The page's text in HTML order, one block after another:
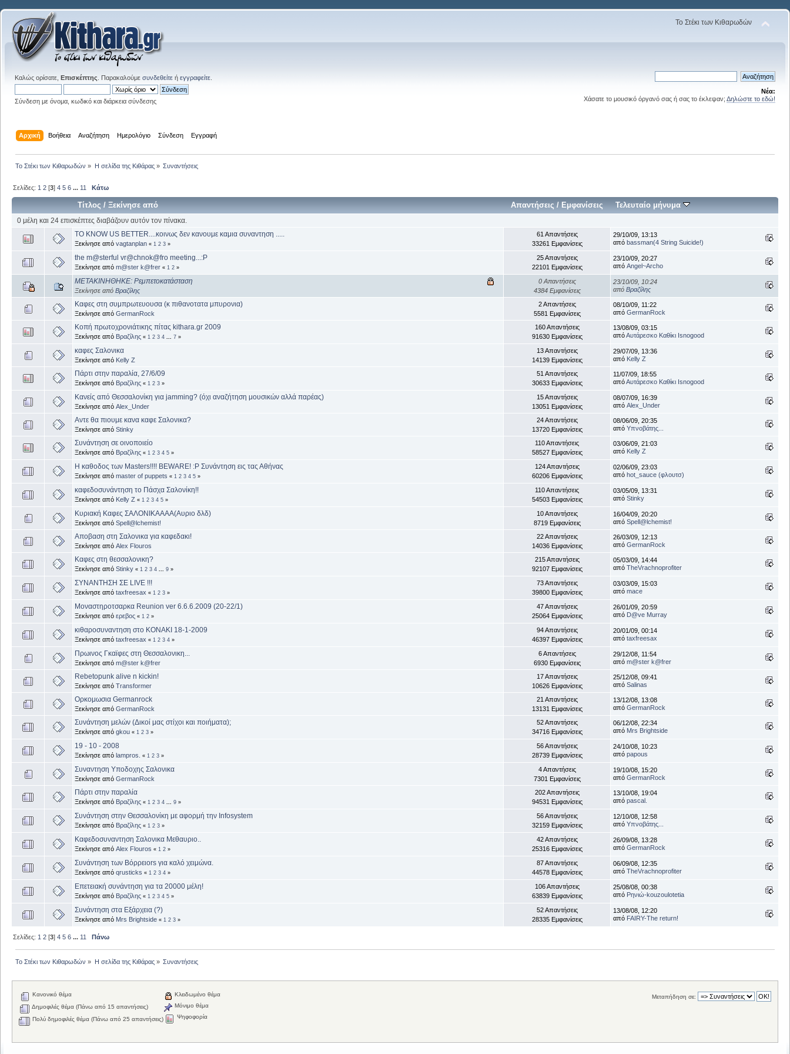
Το Στέκι των Κιθαρωδών
Καλώς ορίσατε, Επισκέπτης . Παρακαλούμε συνδεθείτε ή εγγραφείτε
Σύνδεση με όνομα, κωδικό και διάρκεια σύνδεσης
Νέα:
Χάσατε το μουσικό όργανό σας ή σας το έκλεψαν; Δηλώστε το εδώ!
Αρχική Βοήθεια Αναζήτηση Ημερολόγιο Σύνδεση Εγγραφή
Το Στέκι των Κιθαρωδών » Η σελίδα της Κιθάρας» Συναντήσεις
Σελίδες: 1 2 [3]4 5 6 ... 11 Κάτω
Τίτλος /Ξεκίνησε από Απαντήσεις / Εμφανίσεις Τελευταίο μήνυμα
0 μέλη και 24 επισκέπτες διαβάζουν αυτόν τον πίνακα.
TO KNOW US BETTER....κοινως δεν κανουμε καμια συναντηση .....
Ξεκίνησε από vagtanplan « 1 2 3 »
61 Απαντήσεις
33261 Εμφανίσεις
29/10/09, 13:13
από bassman(4 String Suicide!)
the m@sterful vr@chnok@fro meeting...:P
Ξεκίνησε από m@ster k@frer « 1 2 »
25 Απαντήσεις
22101 Εμφανίσεις
23/10/09, 20:27
από Angel~Archo
ΜΕΤΑΚΙΝΗΘΗΚΕ: Ρεμπετοκατάσταση
Ξεκίνησε από Βραζίλης
0 Απαντήσεις
4384 Εμφανίσεις
23/10/09, 10:24
από Βραζίλης
Καφες στη συμπρωτευουσα (κ πιθανοτατα μπυρονια)
Ξεκίνησε από GermanRock
2 Απαντήσεις
5581 Εμφανίσεις
08/10/09, 11:22
από GermanRock
Κοπή πρωτοχρονιάτικης πίτας kithara.gr 2009
Ξεκίνησε από Βραζίλης « 1 2 3 4 7 »
160 Απαντήσεις
91630 Εμφανίσεις
13/08/09, 03:15
απόΑυτάρεσκο Καθίκι Isnogood
καφες Σαλονικα
Ξεκίνησε από Kelly Z
13 Απαντήσεις
14139 Εμφανίσεις
29/07/09, 13:36
από Kelly Z
Πάρτι στην παραλία, 27/6/09
Ξεκίνησε από Βραζίλης « 1 2 3 »
51 Απαντήσεις
30633 Εμφανίσεις
11/07/09, 18:55
απόΑυτάρεσκο Καθίκι Isnogood
Κανείς από Θεσσαλονίκη για jamming? (όχι αναζήτηση μουσικών αλλά παρέας)
Ξεκίνησε από Alex_Under
15 Απαντήσεις
13051 Εμφανίσεις
08/07/09, 16:39
από Alex_Under
Αντε θα πιουμε κανα καφε Σαλονικα?
Ξεκίνησε από Stinky
24 Απαντήσεις
13720 Εμφανίσεις
08/06/09, 20:35
από Υπνοβάτης...
Συνάντηση σε οινοποιείο
Ξεκίνησε από Βραζίλης « 1 2 3 4 5 »
110 Απαντήσεις
58527 Εμφανίσεις
03/06/09, 21:03
από Kelly Z
H καθοδος των Masters!!!! BEWARE! :P Συνάντηση εις τας Αθήνας
Ξεκίνησε από master of puppets « 1 2 3 4 5 »
124 Απαντήσεις
60206 Εμφανίσεις
02/06/09, 23:03
από hot_sauce (φλουτσ)
καφεδοσυνάντηση το Πάσχα Σαλονίκη!!
Ξεκίνησε από Kelly Z « 1 2 3 4 5 »
110 Απαντήσεις
54503 Εμφανίσεις
03/05/09, 13:31
από Stinky
Κυριακή Καφες ΣΑΛΟΝΙΚΑΑΑΑ(Αυριο δλδ)
Ξεκίνησε από Spell@lchemist!
10 Απαντήσεις
8719 Εμφανίσεις
16/04/09, 20:20
από Spell@lchemist!
Αποβαση στη Σαλονικα για καφεδακι!
Ξεκίνησε από Alex Flouros
22 Απαντήσεις
14036 Εμφανίσεις
26/03/09, 12:13
από GermanRock
Καφες στη θεσσαλονικη?
Ξεκίνησε από Stinky « 1 2 3 4 9 »
215 Απαντήσεις
92107 Εμφανίσεις
05/03/09, 14:44
από TheVrachnoprofiter
ΣΥΝΑΝΤΗΣΗ ΣΕ LIVE !!!
Ξεκίνησε από taxfreesax « 1 2 3 »
73 Απαντήσεις
39800 Εμφανίσεις
03/03/09, 15:03
από mace
Μοναστηροτσαρκα Reunion ver 6.6.6.2009 (20-22/1)
Ξεκίνησε από ερεβος « 1 2 »
47 Απαντήσεις
25064 Εμφανίσεις
26/01/09, 20:59
από D@ve Murray
κιθαροσυναντηση στο ΚΟΝΑΚΙ 18-1-2009
Ξεκίνησε από taxfreesax « 1 2 3 4 »
94 Απαντήσεις
46397 Εμφανίσεις
20/01/09, 00:14
από taxfreesax
Πρωινος Γκαϊφες στη Θεσσαλονικη...
Ξεκίνησε από m@ster k@frer
6 Απαντήσεις
6930 Εμφανίσεις
29/12/08, 11:54
από m@ster k@frer
Rebetopunk alive n kickin!
Ξεκίνησε από Transformer
17 Απαντήσεις
10626 Εμφανίσεις
25/12/08, 09:41
από Salinas
Ορκομωσια Germanrock
Ξεκίνησε από GermanRock
21 Απαντήσεις
13131 Εμφανίσεις
13/12/08, 13:08
από GermanRock
Συνάντηση μελών (Δικοί μας στίχοι και ποιήματα);
Ξεκίνησε από gkou « 1 2 3 »
52 Απαντήσεις
34716 Εμφανίσεις
06/12/08, 22:34
από Mrs Brightside
19 - 10 - 2008
Ξεκίνησε από lampros. « 1 2 3 »
56 Απαντήσεις
28739 Εμφανίσεις
24/10/08, 10:23
από papous
Συναντηση Υποδοχης Σαλονικα
Ξεκίνησε από GermanRock
4 Απαντήσεις
7301 Εμφανίσεις
19/10/08, 15:20
από GermanRock
Πάρτι στην παραλία
Ξεκίνησε από Βραζίλης « 1 2 3 4 9 »
202 Απαντήσεις
94531 Εμφανίσεις
13/10/08, 19:04
από pascal.
Συνάντηση στην Θεσσαλονίκη με αφορμή την Infosystem
Ξεκίνησε από Βραζίλης « 1 2 3 »
56 Απαντήσεις
32159 Εμφανίσεις
12/10/08, 12:58
από Υπνοβάτης...
Kαφεδοσυναντηση Σαλονικα Μεθαυριο..
Ξεκίνησε από Alex Flouros « 1 2 »
42 Απαντήσεις
25316 Εμφανίσεις
26/09/08, 13:28
από GermanRock
Συνάντηση των Βόρρειors για καλό χειμώνα.
Ξεκίνησε από qrusticks « 1 2 3 4 »
87 Απαντήσεις
44578 Εμφανίσεις
06/09/08, 12:35
από TheVrachnoprofiter
Επετειακή συνάντηση για τα 20000 μέλη!
Ξεκίνησε από Βραζίλης « 1 2 3 4 5 »
106 Απαντήσεις
63839 Εμφανίσεις
25/08/08, 00:38
από Ρηνιώ-kouzoulotetia
Συνάντηση στα Εξάρχεια (?)
Ξεκίνησε από Mrs Brightside « 1 2 3 »
52 Απαντήσεις
28335 Εμφανίσεις
13/08/08, 12:20
από FAIRY-The return!
Σελίδες: 1 2 [3]4 5 6 ... 11 Πάνω
Το Στέκι των Κιθαρωδών » Η σελίδα της Κιθάρας» Συναντήσεις
Μεταπήδηση σε:
Κανονικό θέμα
Δημοφιλές θέμα (Πάνω από 15 απαντήσεις)
Πολύ δημοφιλές θέμα (Πάνω από 25 απαντήσεις)
Κλειδωμένο θέμα
Μόνιμο θέμα
Ψηφοφορία